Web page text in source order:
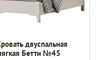
двуспальная
Бетти №45